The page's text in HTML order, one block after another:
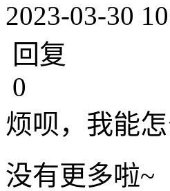
2023-03-30
回复
0
烦呗，我能
没有更多啦~